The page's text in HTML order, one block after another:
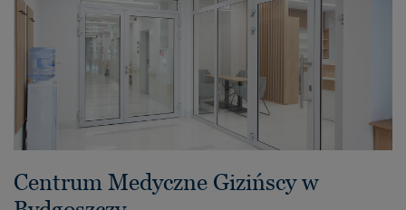
Centrum Medyczne Gizińscy w